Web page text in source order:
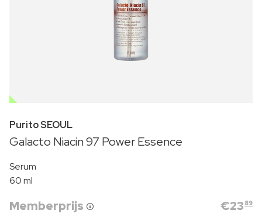
OUTLET
Purito SEOUL
Galacto Niacin 97 Power Essence
Serum
60 ml
Memberprijs €23 89